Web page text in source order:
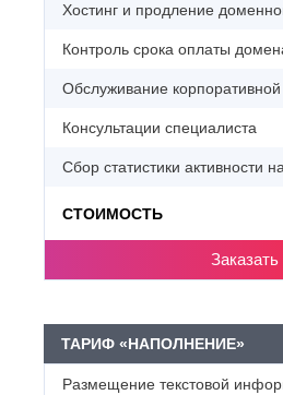
Хостинг и продление
Контроль срока оплаты
Обслуживание
Консультации специалиста
Сбор статистики активности
СТОИМОСТЬ
Заказать
ТАРИФ «НАПОЛНЕНИЕ»
Размещение текстовой